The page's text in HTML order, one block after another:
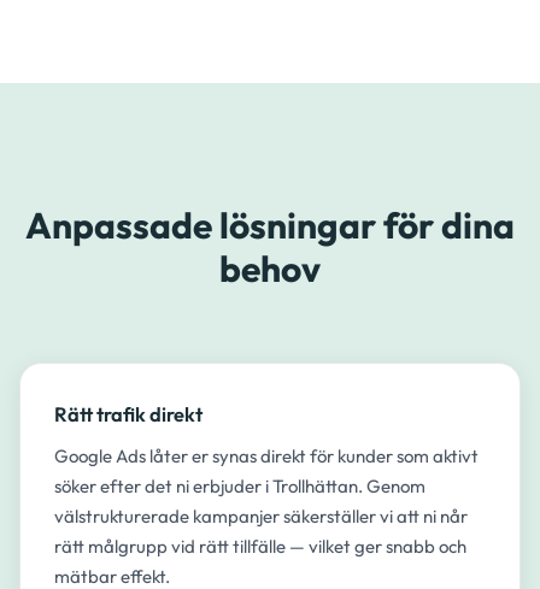
Anpassade lösningar för dina
behov
Rätt trafik direkt
Google Ads låter er synas direkt för kunder som aktivt
söker efter det ni erbjuder i Trollhättan. Genom
välstrukturerade kampanjer säkerställer vi att ni når
rätt målgrupp vid rätt tillfälle — vilket ger snabb och
mätbar effekt.